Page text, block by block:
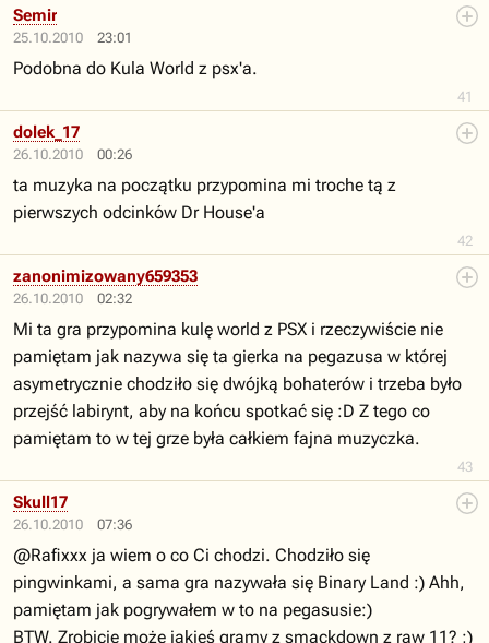
25.10.2010 23:01
41
Semir
Podobna do Kula World z psx'a.
26.10.2010 00:26
42
dolek_17
ta muzyka na początku przypomina mi troche tą z
pierwszych odcinków Dr House'a
26.10.2010 02:32
43
zanonimizowany659353
Mi ta gra przypomina kulę world z PSX i rzeczywiście nie
pamiętam jak nazywa się ta gierka na pegazusa w której
asymetrycznie chodziło się dwójką bohaterów i trzeba było
przejść labirynt, aby na końcu spotkać się :D Z tego co
pamiętam to w tej grze była całkiem fajna muzyczka.
26.10.2010 07:36
Skull17
@Rafixxx ja wiem o co Ci chodzi. Chodziło się
pingwinkami, a sama gra nazywała się Binary Land :) Ahh,
pamiętam jak pogrywałem w to na pegasusie:)
BTW. Zrobicie może jakieś gramy z smackdown z raw 11? ;)